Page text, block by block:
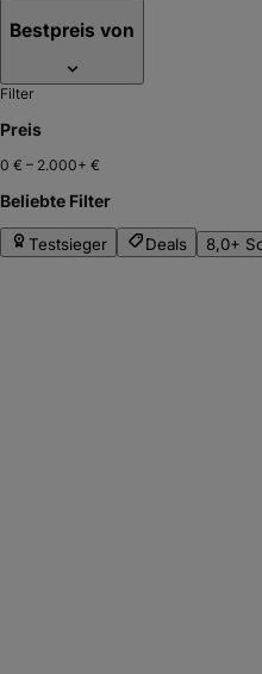
Bestpreis von
Filter
Preis
0 € – 2.000+ €
Beliebte Filter
Testsieger Deals 8,0+